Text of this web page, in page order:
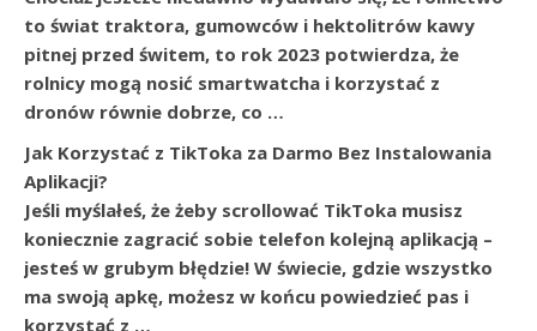
to świat traktora, gumowców i hektolitrów kawy
pitnej przed świtem, to rok 2023 potwierdza, że
rolnicy mogą nosić smartwatcha i korzystać z
dronów równie dobrze, co …
Jak Korzystać z TikToka za Darmo Bez Instalowania
Aplikacji?
Jeśli myślałeś, że żeby scrollować TikToka musisz
koniecznie zagracić sobie telefon kolejną aplikacją –
jesteś w grubym błędzie! W świecie, gdzie wszystko
ma swoją apkę, możesz w końcu powiedzieć pas i
korzystać z …